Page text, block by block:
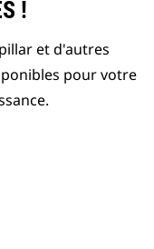
!
et d'autres
pour votre